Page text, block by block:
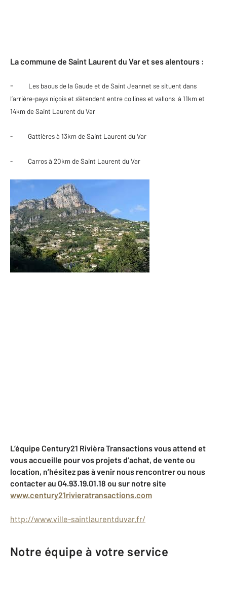
La commune de Saint Laurent du Var et ses alentours :
-
Les baous de la Gaude et de Saint Jeannet se situent dans
l’arrière-pays niçois et s’étendent entre collines et vallons à 11km et
14km de Saint Laurent du Var
- Gattières à 13km de Saint Laurent du Var
- Carros à 20km de Saint Laurent du Var
L’équipe Century21 Rivièra Transactions vous attend et
vous accueille pour vos projets d’achat, de vente ou
location, n’hésitez pas à venir nous rencontrer ou nous
contacter au 04.93.19.01.18 ou sur notre site
www.century21rivieratransactions.com
http://www.ville-saintlaurentduvar.fr/
Notre équipe à votre service